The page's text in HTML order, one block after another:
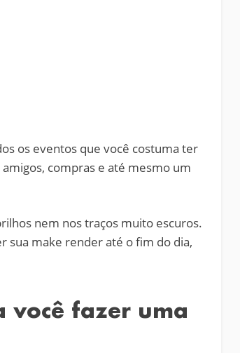
os eventos que você costuma ter
compras e até mesmo um
nem nos traços muito escuros.
sua make render até o fim do dia,
você fazer uma